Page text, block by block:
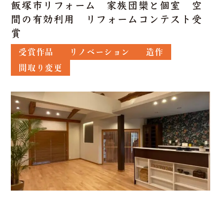
飯塚市リフォーム 家族団欒と個室 空
間の有効利用 リフォームコンテスト受
賞
受賞作品 リノベーション
造作
間取り変更